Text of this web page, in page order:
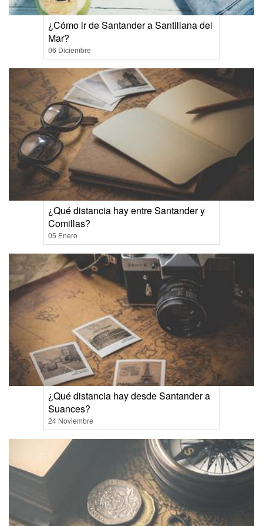
¿Cómo ir de Santander a Santillana del
Mar?
06 Diciembre
¿Qué distancia hay entre Santander y
Comillas?
05 Enero
¿Qué distancia hay desde Santander a
Suances?
24 Noviembre